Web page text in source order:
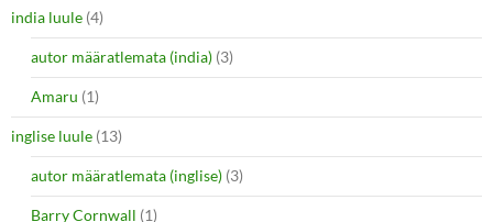
india luule (4)
autor määratlemata (india) (3)
Amaru (1)
inglise luule (13)
autor määratlemata (inglise) (3)
Barry Cornwall (1)